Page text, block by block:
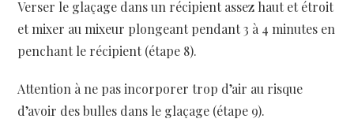
Verser le glaçage dans un récipient assez haut et étroit
et mixer au mixeur plongeant pendant 3 à 4 minutes en
penchant le récipient (étape 8).
Attention à ne pas incorporer trop d’air au risque
d’avoir des bulles dans le glaçage (étape 9).